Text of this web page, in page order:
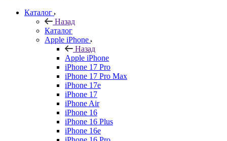
Каталог
Назад
Каталог
Apple iPhone
Назад
Apple iPhone
iPhone 17 Pro
iPhone 17 Pro Max
iPhone 17e
iPhone 17
iPhone Air
iPhone 16
iPhone 16 Plus
iPhone 16e